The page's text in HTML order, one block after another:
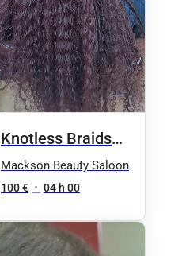
Knotless Braids
(tresses sans
nœuds)
Mackson Beauty Saloon
100 € • 04 h 00